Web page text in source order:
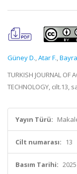
Güney D.,Atar F.,
TURKISH JOURNAL OF
TECHNOLOGY, cilt.13,
Yayın Türü:
Cilt numarası: 13
Basım Tarihi: 2025